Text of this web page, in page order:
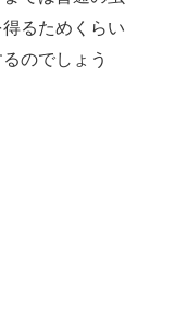
るためくらい
のでしょう